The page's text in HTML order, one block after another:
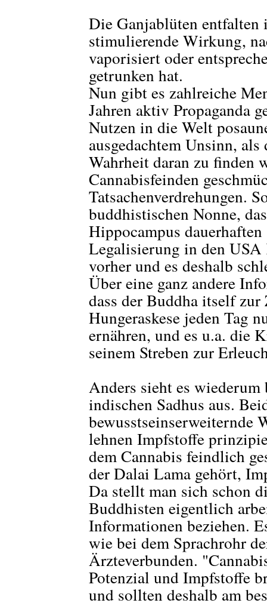
Die Ganjablüten entfalten
stimulierende Wirkung,
vaporisiert oder
getrunken hat.
Nun gibt es zahlreiche
Jahren aktiv Propaganda
Nutzen in die Welt
ausgedachtem Unsinn,
Wahrheit daran zu finden
Cannabisfeinden
Tatsachenverdrehungen.
buddhistischen Nonne,
Hippocampus
Legalisierung in den
vorher und es deshalb
Über eine ganz andere
dass der Buddha itself
Hungeraskese jeden Tag
ernähren, und es u.a. die
seinem Streben zur
Anders sieht es
indischen Sadhus aus.
bewusstseinserweiternde
lehnen Impfstoffe
dem Cannabis feindlich
der Dalai Lama gehört,
Da stellt man sich schon
Buddhisten eigentlich
Informationen beziehen.
wie bei dem Sprachrohr
Ärzteverbunden.
Potenzial und Impfstoffe
und sollten deshalb am